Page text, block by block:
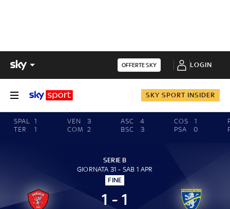
OFFERTE SKY LOGIN
SKY SPORT INSIDER
SPAL
1
TER
1
VEN
3
COM 2
ASC
4
BSC
3
COS
1
PSA
0
SERIE B
GIORNATA 31 - SAB 1 APR
FINE
1 - 1